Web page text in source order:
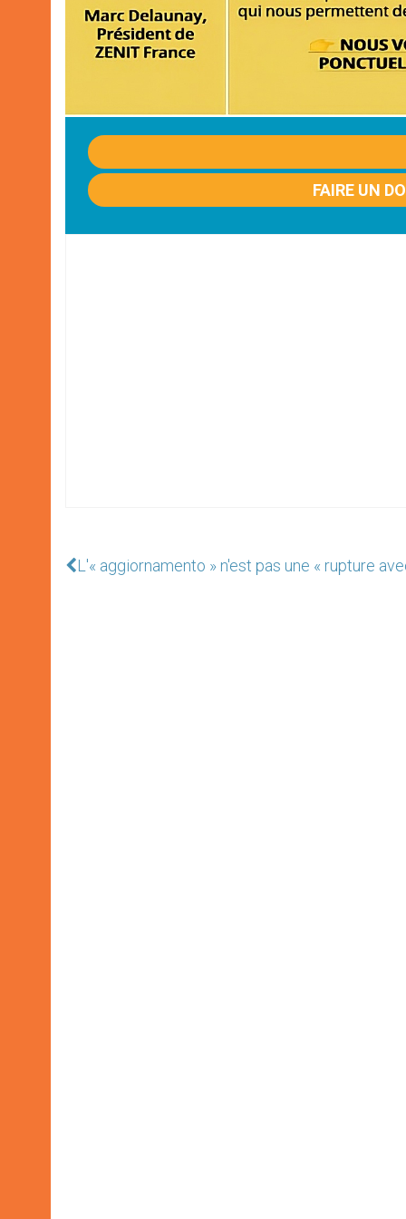
FAIRE UN
L'« aggiornamento » n'est pas une « rupture